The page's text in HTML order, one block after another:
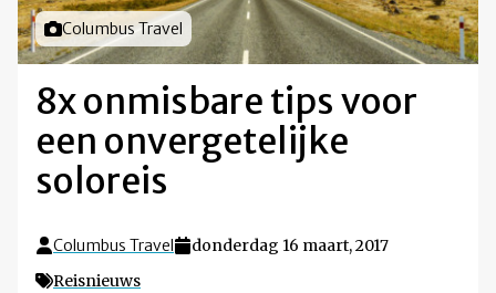
Foto door
Columbus Travel
8x onmisbare tips voor
een onvergetelijke
soloreis
Columbus Travel
donderdag 16 maart, 2017
Reisnieuws